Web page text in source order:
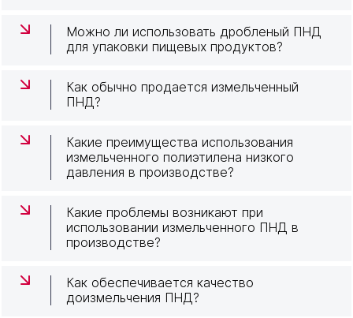
Можно ли использовать дробленый ПНД
для упаковки пищевых продуктов?
Как обычно продается измельченный
ПНД?
Какие преимущества использования
измельченного полиэтилена низкого
давления в производстве?
Какие проблемы возникают при
использовании измельченного ПНД в
производстве?
Как обеспечивается качество
доизмельчения ПНД?